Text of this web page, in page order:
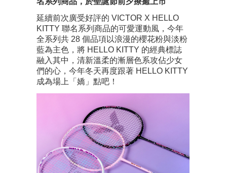
延續前次廣受好評的 VICTOR X HELLO
KITTY 聯名系列商品的可愛運動風，今年
全系列共 28 個品項以浪漫的櫻花粉與淡粉
藍為主色，將 HELLO KITTY 的經典標誌
融入其中，清新溫柔的漸層色系攻佔少女
們的心，今年冬天再度跟著 HELLO KITTY
成為場上「嬌」點吧！